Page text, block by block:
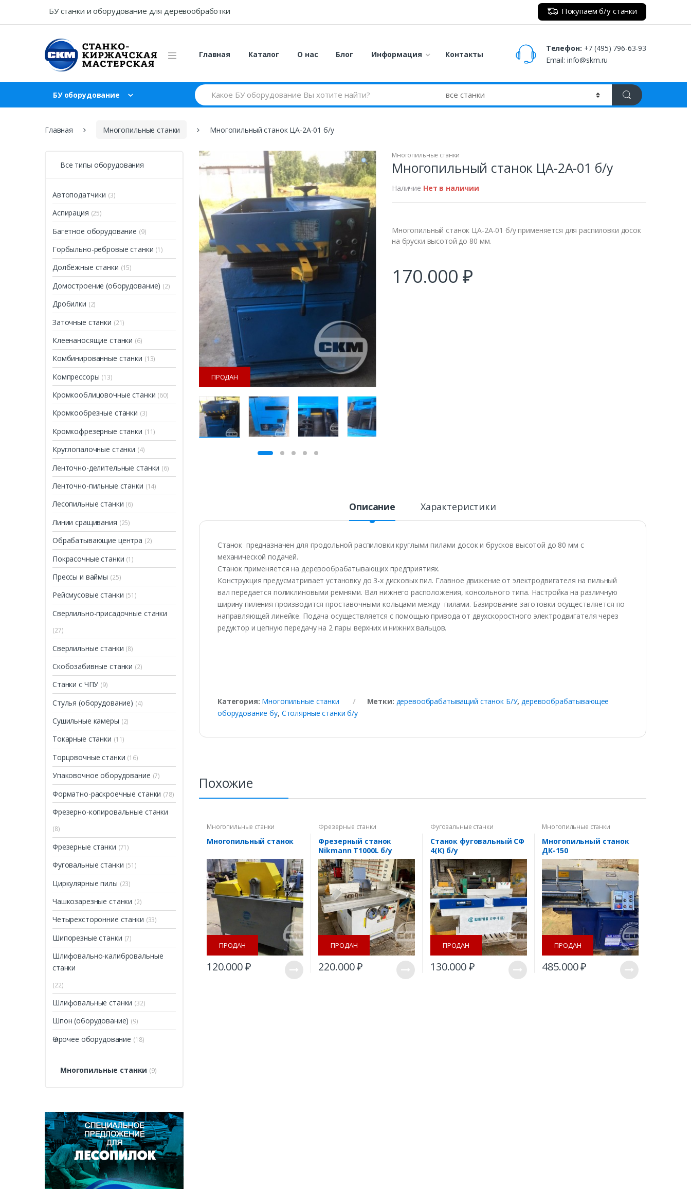
БУ станки и оборудование для деревообработки Покупаем б/у станки
Главная Каталог О нас Блог Информация Контакты
Телефон: +7 (495) 796-63-93
Email: info@skm.ru
БУ оборудование
Search
for:
Главная Многопильные станки Многопильный станок ЦА-2А-01 б/у
ПРОДАН
Многопильные станки
Многопильный станок ЦА-2А-01 б/у
Наличие Нет в наличии
Многопильный станок ЦА-2А-01 б/у применяется для распиловки досок
на бруски высотой до 80 мм.
170.000 ₽
Описание Характеристики
Станок предназначен для продольной распиловки круглыми пилами досок и брусков высотой до 80 мм с
механической подачей.
Станок применяется на деревообрабатывающих предприятиях.
Конструкция предусматривает установку до 3-х дисковых пил. Главное движение от электродвигателя на пильный
вал передается поликлиновыми ремнями. Вал нижнего расположения, консольного типа. Настройка на различную
ширину пиления производится проставочными кольцами между пилами. Базирование заготовки осуществляется по
направляющей линейке. Подача осуществляется с помощью привода от двухскоростного электродвигателя через
редуктор и цепную передачу на 2 пары верхних и нижних вальцов.
Категория: Многопильные станки Метки: деревообрабатыващий станок Б/У,деревообрабатывающее
оборудование бу, Столярные станки б/у
Похожие
Многопильные станки
Многопильный станок
ПРОДАН
120.000₽
Фрезерные станки
Фрезерный станок
Nikmann T1000L б/у
ПРОДАН
220.000₽
Фуговальные станки
Станок фуговальный СФ
4(К) б/у
ПРОДАН
130.000₽
Многопильные станки
Многопильный станок
ДК-150
ПРОДАН
485.000₽
Все типы оборудования
Автоподатчики (3)
Аспирация (25)
Багетное оборудование (9)
Горбыльно-ребровые станки (1)
Долбёжные станки (15)
Домостроение (оборудование) (2)
Дробилки (2)
Заточные станки (21)
Клеенаносящие станки (6)
Комбинированные станки (13)
Компрессоры (13)
Кромкооблицовочные станки (60)
Кромкообрезные станки (3)
Кромкофрезерные станки (11)
Круглопалочные станки (4)
Ленточно-делительные станки (6)
Ленточно-пильные станки (14)
Лесопильные станки (6)
Линии сращивания (25)
Обрабатывающие центра (2)
Покрасочные станки (1)
Прессы и ваймы (25)
Рейсмусовые станки (51)
Сверлильно-присадочные станки
(27)
Сверлильные станки (8)
Скобозабивные станки (2)
Станки с ЧПУ (9)
Стулья (оборудование) (4)
Сушильные камеры (2)
Токарные станки (11)
Торцовочные станки (16)
Упаковочное оборудование (7)
Форматно-раскроечные станки (78)
Фрезерно-копировальные станки
(8)
Фрезерные станки (71)
Фуговальные станки (51)
Циркулярные пилы (23)
Чашкозарезные станки (2)
Четырехсторонние станки (33)
Шипорезные станки (7)
Шлифовально-калибровальные
станки
(22)
Шлифовальные станки (32)
Шпон (оборудование) (9)
Ѳ прочее оборудование (18)
Многопильные станки (9)